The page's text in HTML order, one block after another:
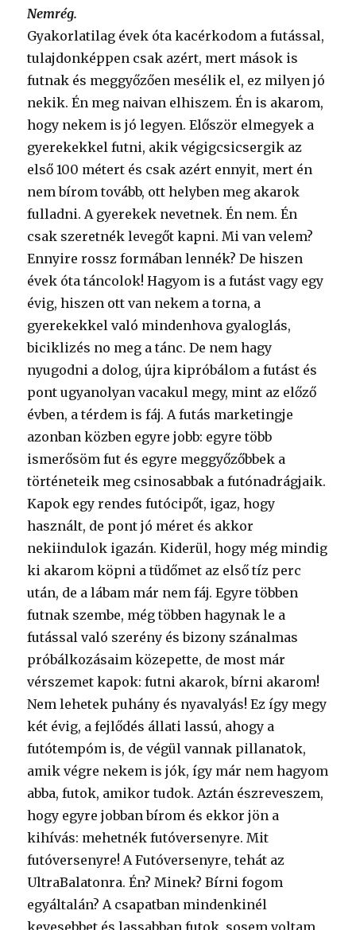
Nemrég.
Gyakorlatilag évek óta kacérkodom a futással,
tulajdonképpen csak azért, mert mások is
futnak és meggyőzően mesélik el, ez milyen jó
nekik. Én meg naivan elhiszem. Én is akarom,
hogy nekem is jó legyen. Először elmegyek a
gyerekekkel futni, akik végigcsicsergik az
első 100 métert és csak azért ennyit, mert én
nem bírom tovább, ott helyben meg akarok
fulladni. A gyerekek nevetnek. Én nem. Én
csak szeretnék levegőt kapni. Mi van velem?
Ennyire rossz formában lennék? De hiszen
évek óta táncolok! Hagyom is a futást vagy egy
évig, hiszen ott van nekem a torna, a
gyerekekkel való mindenhova gyaloglás,
biciklizés no meg a tánc. De nem hagy
nyugodni a dolog, újra kipróbálom a futást és
pont ugyanolyan vacakul megy, mint az előző
évben, a térdem is fáj. A futás marketingje
azonban közben egyre jobb: egyre több
ismerősöm fut és egyre meggyőzőbbek a
történeteik meg csinosabbak a futónadrágjaik.
Kapok egy rendes futócipőt, igaz, hogy
használt, de pont jó méret és akkor
nekiindulok igazán. Kiderül, hogy még mindig
ki akarom köpni a tüdőmet az első tíz perc
után, de a lábam már nem fáj. Egyre többen
futnak szembe, még többen hagynak le a
futással való szerény és bizony szánalmas
próbálkozásaim közepette, de most már
vérszemet kapok: futni akarok, bírni akarom!
Nem lehetek puhány és nyavalyás! Ez így megy
két évig, a fejlődés állati lassú, ahogy a
futótempóm is, de végül vannak pillanatok,
amik végre nekem is jók, így már nem hagyom
abba, futok, amikor tudok. Aztán észreveszem,
hogy egyre jobban bírom és ekkor jön a
kihívás: mehetnék futóversenyre. Mit
futóversenyre! A Futóversenyre, tehát az
UltraBalatonra. Én? Minek? Bírni fogom
egyáltalán? A csapatban mindenkinél
kevesebbet és lassabban futok, sosem voltam